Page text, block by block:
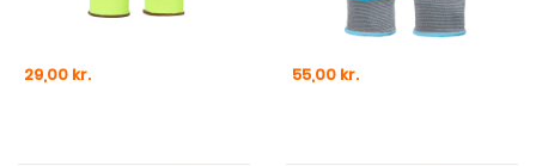
Pris
29,00 kr. Pris
55,00 kr.